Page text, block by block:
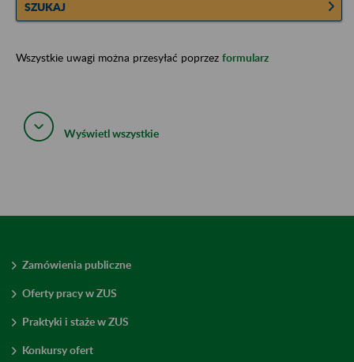
SZUKAJ
Wszystkie uwagi można przesyłać poprzez formularz
Wyświetl wszystkie
Zamówienia publiczne
Oferty pracy w ZUS
Praktyki i staże w ZUS
Konkursy ofert